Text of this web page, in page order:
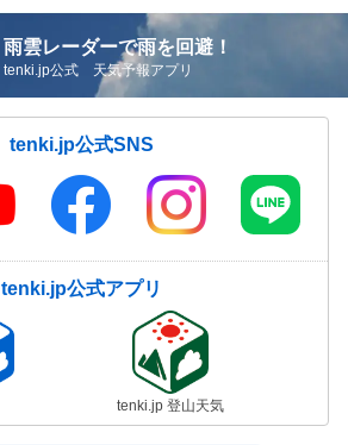
雨雲レーダーで雨を回避！
tenki.jp公式 天気予報アプリ
tenki.jp公式SNS
tenki.jp公式アプリ
tenki.jp 登山天気